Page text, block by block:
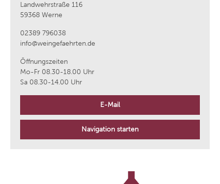
Landwehrstraße 116
59368 Werne
02389 796038
info@weingefaehrten.de
Öffnungszeiten
Mo-Fr 08.30-18.00 Uhr
Sa 08.30-14.00 Uhr
E-Mail
Navigation starten